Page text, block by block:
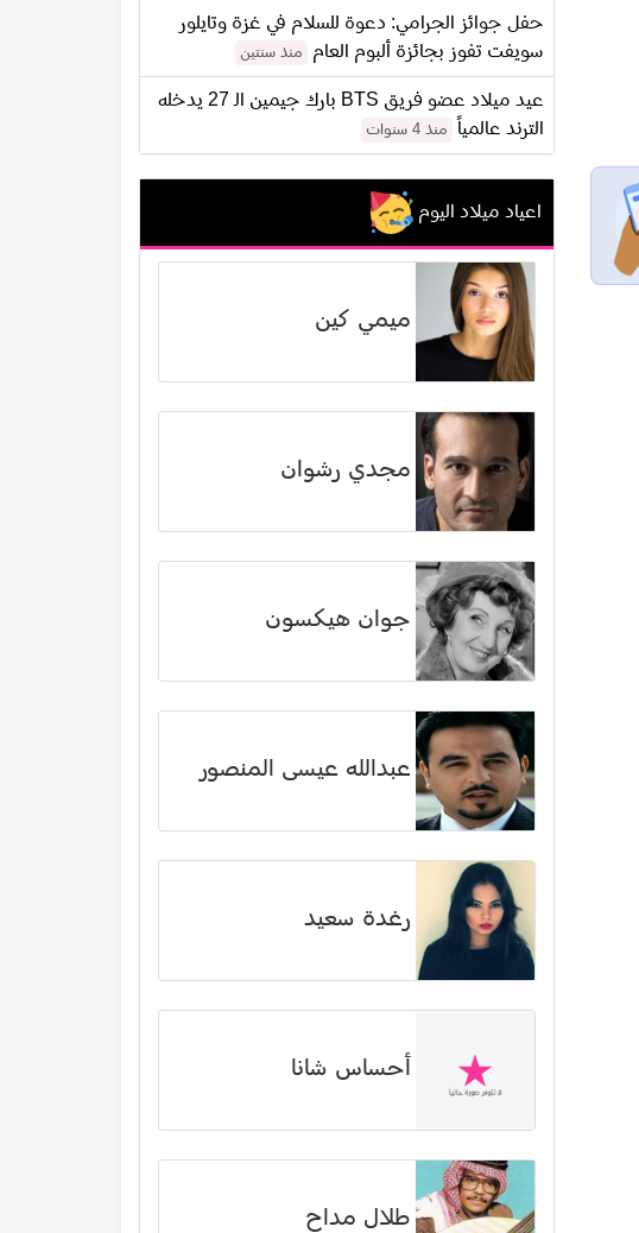
حفل جوائز الجرامي: دعوة للسلام في غزة وتايلور
سويفت تفوز بجائزة ألبوم العام
منذ سنتين
عيد ميلاد عضو فريق BTS بارك جيمين الـ 27 يدخله
الترند عالمياً
منذ 4 سنوات
اعياد ميلاد اليوم
ميمي كين
مجدي رشوان
جوان هيكسون
عبدالله عيسى المنصور
رغدة سعيد
أحساس شانا
طلال مداح